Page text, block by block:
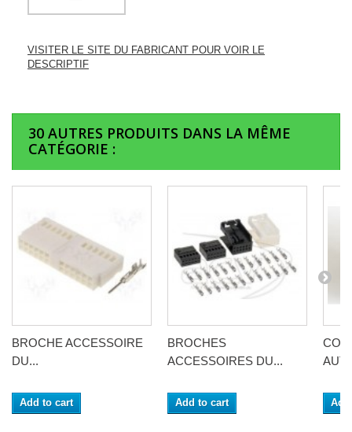
VISITER LE SITE DU FABRICANT POUR VOIR LE
DESCRIPTIF
30 AUTRES PRODUITS DANS LA MÊME
CATÉGORIE :
BROCHE ACCESSOIRE
DU...
Add to cart
BROCHES
ACCESSOIRES DU...
Add to cart